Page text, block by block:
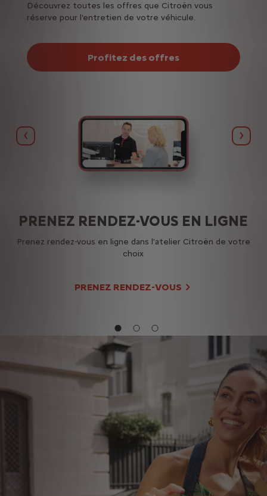
Découvrez toutes les offres que Citroën vous
réserve pour l'entretien de votre véhicule.
Profitez des offres
Précédent
PRENEZ RENDEZ-VOUS EN LIGNE
Prenez rendez-vous en ligne dans l'atelier Citroën de votre
choix
PRENEZ RENDEZ-VOUS